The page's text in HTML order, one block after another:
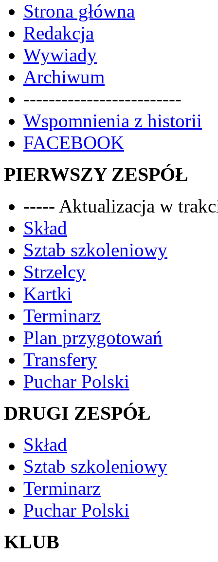
Strona główna
Redakcja
Wywiady
Archiwum
-------------------------
Wspomnienia z historii
FACEBOOK
PIERWSZY ZESPÓŁ
----- Aktualizacja w
Skład
Sztab szkoleniowy
Strzelcy
Kartki
Terminarz
Plan przygotowań
Transfery
Puchar Polski
DRUGI ZESPÓŁ
Skład
Sztab szkoleniowy
Terminarz
Puchar Polski
KLUB